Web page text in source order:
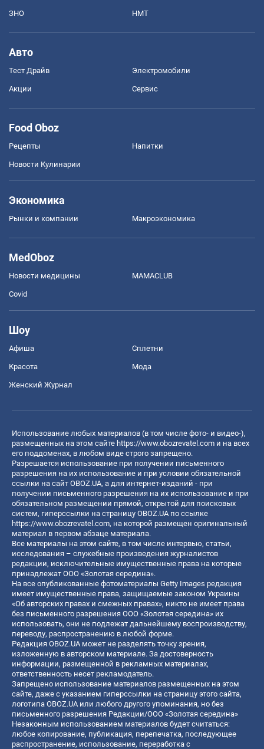
ЗНО НМТ
Авто
Тест Драйв Электромобили
Акции Сервис
Food Oboz
Рецепты Напитки
Новости Кулинарии
Экономика
Рынки и компании Mакроэкономика
MedOboz
Новости медицины MAMACLUB
Covid
Шоу
Афиша Сплетни
Красота Мода
Женский Журнал
Использование любых материалов (в том числе фото- и видео-),
размещенных на этом сайте https://www.obozrevatel.com и на всех
его поддоменах, в любом виде строго запрещено.
Разрешается использование при получении письменного
разрешения на их использование и при условии обязательной
ссылки на сайт OBOZ.UA, а для интернет-изданий - при
получении письменного разрешения на их использование и при
обязательном размещении прямой, открытой для поисковых
систем, гиперссылки на страницу OBOZ.UA по ссылке
https://www.obozrevatel.com, на которой размещен оригинальный
материал в первом абзаце материала.
Все материалы на этом сайте, в том числе интервью, статьи,
исследования – служебные произведения журналистов
редакции, исключительные имущественные права на которые
принадлежат ООО «Золотая середина».
На все опубликованные фотоматериалы Getty Images редакция
имеет имущественные права, защищаемые законом Украины
«Об авторских правах и смежных правах», никто не имеет права
без письменного разрешения ООО «Золотая середина» их
использовать, они не подлежат дальнейшему воспроизводству,
переводу, распространению в любой форме.
Редакция OBOZ.UA может не разделять точку зрения,
изложенную в авторском материале. За достоверность
информации, размещенной в рекламных материалах,
ответственность несет рекламодатель.
Запрещено использование материалов размещенных на этом
сайте, даже с указанием гиперссылки на страницу этого сайта,
логотипа OBOZ.UA или любого другого упоминания, но без
письменного разрешения Редакции/ООО «Золотая середина»
Незаконным использованием материалов будет считаться:
любое копирование, публикация, перепечатка, последующее
распространение, использование, переработка с